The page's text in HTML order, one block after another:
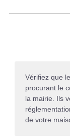
Vérifiez que
procurant le
la mairie. Ils
de votre